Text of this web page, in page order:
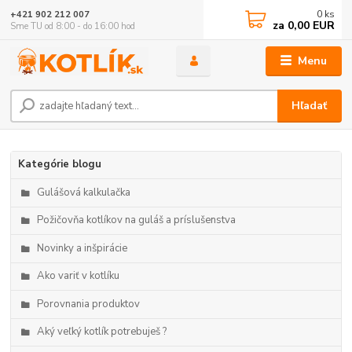
Menu
Hľadať
+421 902 212 007
Sme TU od 8:00 - do 16:00 hod
0 ks
za 0,00 EUR
Kategórie blogu
Gulášová kalkulačka
Požičovňa kotlíkov na guláš a príslušenstva
Novinky a inšpirácie
Ako variť v kotlíku
Porovnania produktov
Aký veľký kotlík potrebuješ ?